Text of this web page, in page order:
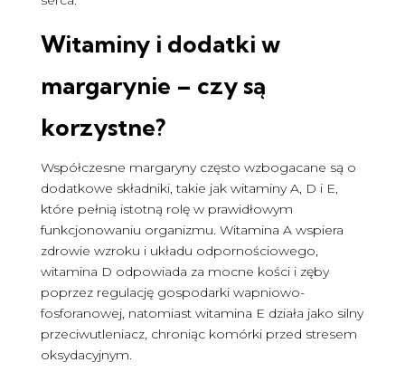
Witaminy i dodatki w
margarynie – czy są
korzystne?
Współczesne margaryny często wzbogacane są o
dodatkowe składniki, takie jak witaminy A, D i E,
które pełnią istotną rolę w prawidłowym
funkcjonowaniu organizmu. Witamina A wspiera
zdrowie wzroku i układu odpornościowego,
witamina D odpowiada za mocne kości i zęby
poprzez regulację gospodarki wapniowo-
fosforanowej, natomiast witamina E działa jako silny
przeciwutleniacz, chroniąc komórki przed stresem
oksydacyjnym.